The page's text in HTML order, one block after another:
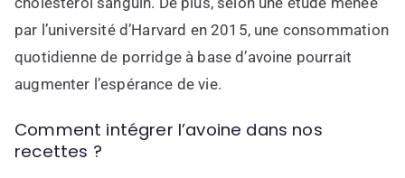
par l’université d’Harvard en 2015, une consommation
quotidienne de porridge à base d’avoine pourrait
augmenter l’espérance de vie.
Comment intégrer l’avoine dans nos
recettes ?